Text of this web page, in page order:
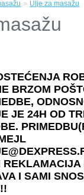
» Ulje za masažu
BRZOM
JE 24H OD
I SAMI